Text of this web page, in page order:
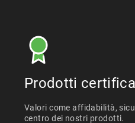
Prodotti
Valori come affidabilità,
centro dei nostri prodotti.